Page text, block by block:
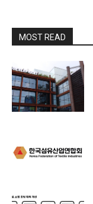
MOST READ